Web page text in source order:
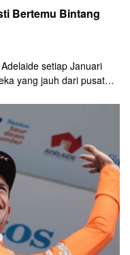
Bertemu Bintang
setiap Januari
yang jauh dari pusat
para bintang
tangan.